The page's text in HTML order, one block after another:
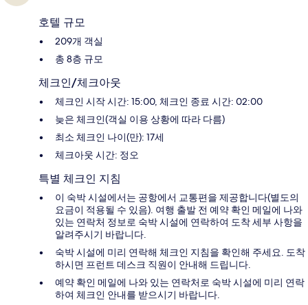
호텔 규모
209개 객실
총 8층 규모
체크인/체크아웃
체크인 시작 시간: 15:00, 체크인 종료 시간: 02:00
늦은 체크인(객실 이용 상황에 따라 다름)
최소 체크인 나이(만): 17세
체크아웃 시간: 정오
특별 체크인 지침
이 숙박 시설에서는 공항에서 교통편을 제공합니다(별도의
요금이 적용될 수 있음). 여행 출발 전 예약 확인 메일에 나와
있는 연락처 정보로 숙박 시설에 연락하여 도착 세부 사항을
알려주시기 바랍니다.
숙박 시설에 미리 연락해 체크인 지침을 확인해 주세요. 도착
하시면 프런트 데스크 직원이 안내해 드립니다.
예약 확인 메일에 나와 있는 연락처로 숙박 시설에 미리 연락
하여 체크인 안내를 받으시기 바랍니다.